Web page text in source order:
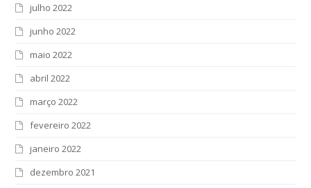
julho 2022
junho 2022
maio 2022
abril 2022
março 2022
fevereiro 2022
janeiro 2022
dezembro 2021